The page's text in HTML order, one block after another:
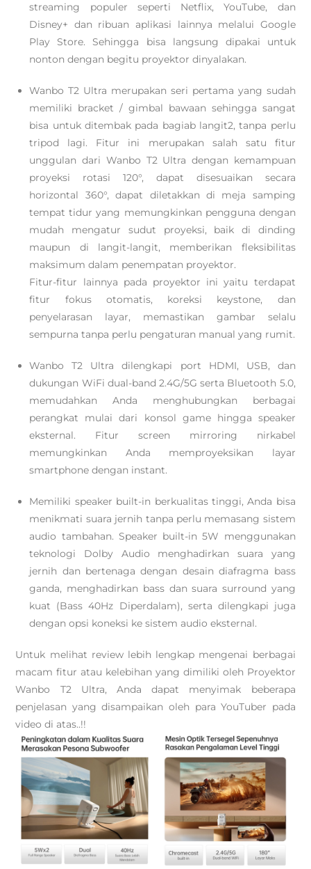
streaming populer seperti Netflix, YouTube, dan
Disney+ dan ribuan aplikasi lainnya melalui Google
Play Store. Sehingga bisa langsung dipakai untuk
nonton dengan begitu proyektor dinyalakan.
Wanbo T2 Ultra merupakan seri pertama yang sudah
memiliki bracket / gimbal bawaan sehingga sangat
bisa untuk ditembak pada bagiab langit2, tanpa perlu
tripod lagi. Fitur ini merupakan salah satu fitur
unggulan dari Wanbo T2 Ultra dengan kemampuan
proyeksi rotasi 120°, dapat disesuaikan secara
horizontal 360°, dapat diletakkan di meja samping
tempat tidur yang memungkinkan pengguna dengan
mudah mengatur sudut proyeksi, baik di dinding
maupun di langit-langit, memberikan fleksibilitas
maksimum dalam penempatan proyektor.
Fitur-fitur lainnya pada proyektor ini yaitu terdapat
fitur fokus otomatis, koreksi keystone, dan
penyelarasan layar, memastikan gambar selalu
sempurna tanpa perlu pengaturan manual yang rumit.
Wanbo T2 Ultra dilengkapi port HDMI, USB, dan
dukungan WiFi dual-band 2.4G/5G serta Bluetooth 5.0,
memudahkan Anda menghubungkan berbagai
perangkat mulai dari konsol game hingga speaker
eksternal. Fitur screen mirroring nirkabel
memungkinkan Anda memproyeksikan layar
smartphone dengan instant.
Memiliki speaker built-in berkualitas tinggi, Anda bisa
menikmati suara jernih tanpa perlu memasang sistem
audio tambahan. Speaker built-in 5W menggunakan
teknologi Dolby Audio menghadirkan suara yang
jernih dan bertenaga dengan desain diafragma bass
ganda, menghadirkan bass dan suara surround yang
kuat (Bass 40Hz Diperdalam), serta dilengkapi juga
dengan opsi koneksi ke sistem audio eksternal.
Untuk melihat review lebih lengkap mengenai berbagai
macam fitur atau kelebihan yang dimiliki oleh Proyektor
Wanbo T2 Ultra, Anda dapat menyimak beberapa
penjelasan yang disampaikan oleh para YouTuber pada
video di atas..!!